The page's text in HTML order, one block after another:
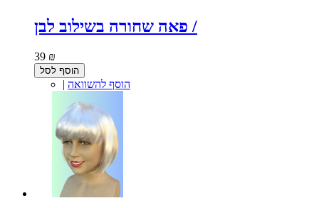
פאה שחורה בשילוב לבן /
39 ₪
הוסף לסל
| הוסף להשוואה